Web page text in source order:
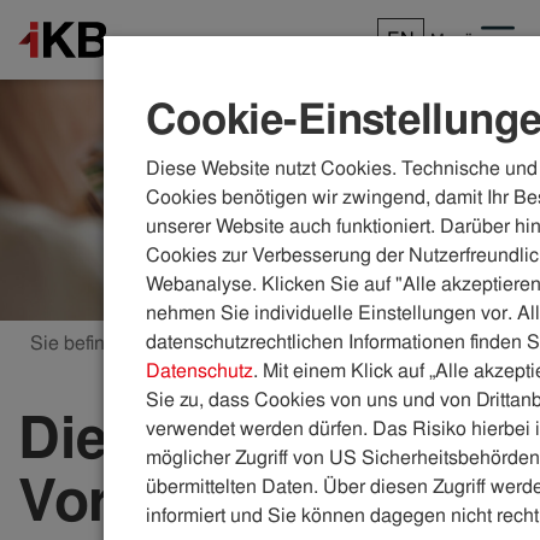
EN Menü
Sie befinden sich hier: ikb.at Energie Vorteilswelt
Die IKB-
Vorteilswelt
Cookie-
Diese Website nutzt Cookies. Technische
Cookies benötigen wir zwingend, damit Ihr
unserer Website auch funktioniert. Darüber
Cookies zur Verbesserung der
Webanalyse. Klicken Sie auf "Alle
nehmen Sie individuelle Einstellungen vor.
datenschutzrechtlichen Informationen finden
Datenschutz. Mit einem Klick auf „Alle
Sie zu, dass Cookies von uns und von
verwendet werden dürfen. Das Risiko hierbei
möglicher Zugriff von US
übermittelten Daten. Über diesen Zugriff
informiert und Sie können dagegen nicht